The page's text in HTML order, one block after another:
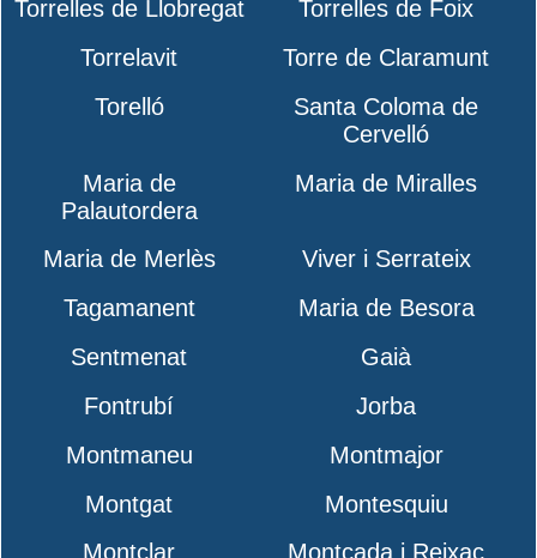
Torrelles de Llobregat
Torrelles de Foix
Torrelavit
Torre de Claramunt
Torelló
Santa Coloma de
Cervelló
Maria de
Palautordera
Maria de Miralles
Maria de Merlès
Viver i Serrateix
Tagamanent
Maria de Besora
Sentmenat
Gaià
Fontrubí
Jorba
Montmaneu
Montmajor
Montgat
Montesquiu
Montclar
Montcada i Reixac